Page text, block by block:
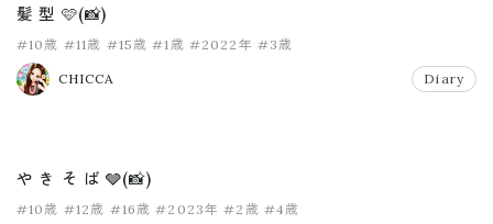
髪 型 🩷(📸)
#10歳 #11歳 #15歳 #1歳 #2022年 #3歳
CHICCA Diary
や き そ ば 🩶(📸)
#10歳 #12歳 #16歳 #2023年 #2歳 #4歳